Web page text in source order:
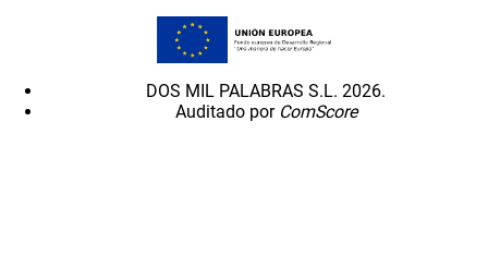
DOS MIL PALABRAS S.L. 2026.
Auditado por ComScore